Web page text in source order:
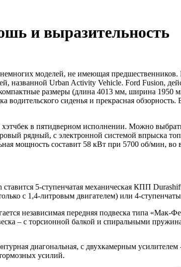
и выразительность
моделей, не имеющая предшественников.
названной Urban Activity Vehicle. Ford Fusion,
размеры (длина 4013 мм, ширина 1950
водительского сиденья и прекрасная
хэтчбек в пятидверном исполнении. Можно
рядный, с электронной системой впрыска
мощность составит 58 кВт при 5700 об/
ставится 5-ступенчатая механическая КПП
с 1,4-литровым двигателем) или 4-
независимая передняя подвеска типа
– с торсионной балкой и спиральными
диагональная, с двухкамерным
усилий.